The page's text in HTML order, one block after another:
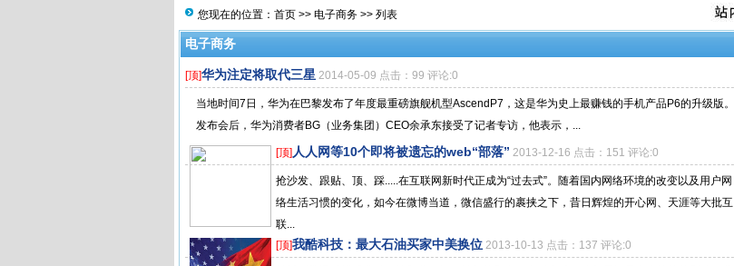
您现在的位置： 首页 >> 电子商务 >> 列表
电子商务
[顶]华为注定将取代三星 2014-05-09 点击：99 评论:0
当地时间7日，华为在巴黎发布了年度最重磅旗舰机型AscendP7，这是华为史上最赚钱的手机产品P6的升级版。
发布会后，华为消费者BG（业务集团）CEO余承东接受了记者专访，他表示，...
[顶] 人人网等10个即将被遗忘的web“部落” 2013-12-16 点击：151 评论:0
抢沙发、跟贴、顶、踩.....在互联网新时代正成为“过去式”。随着国内网络环境的改变以及用户网
络生活习惯的变化，如今在微博当道，微信盛行的裹挟之下，昔日辉煌的开心网、天涯等大批互
联...
[顶]我酷科技：最大石油买家中美换位 2013-10-13 点击：137 评论:0